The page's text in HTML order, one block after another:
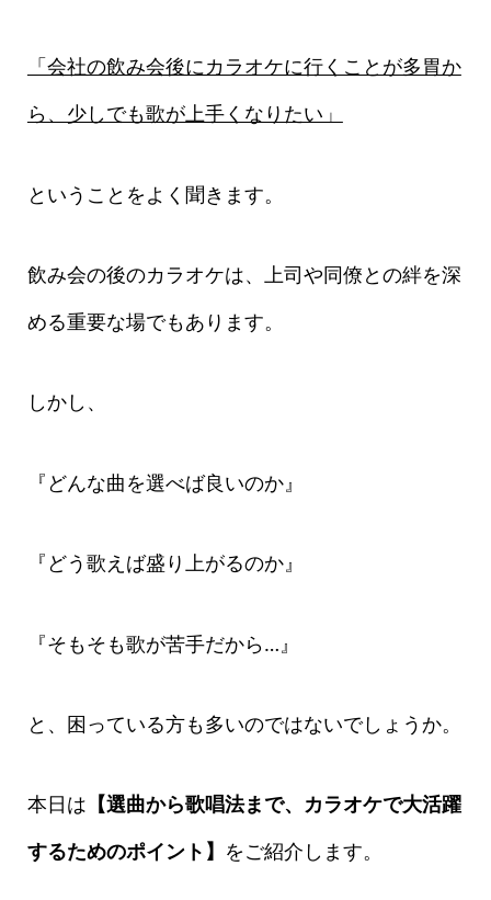
「会社の飲み会後にカラオケに行くことが多胃か
ら、少しでも歌が上手くなりたい」
ということをよく聞きます。
飲み会の後のカラオケは、上司や同僚との絆を深
める重要な場でもあります。
しかし、
『どんな曲を選べば良いのか』
『どう歌えば盛り上がるのか』
『そもそも歌が苦手だから…』
と、困っている方も多いのではないでしょうか。
本日は 【選曲から歌唱法まで、カラオケで大活躍
するためのポイント】 をご紹介します。